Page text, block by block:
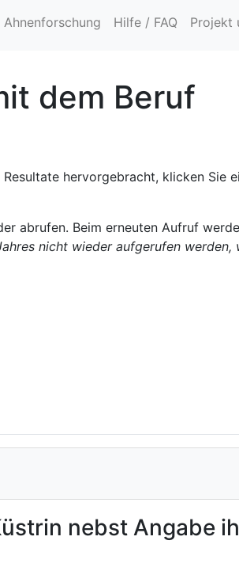
Ahnenforschung Hilfe / FAQ Projekt
dem Beruf
hervorgebracht, klicken Sie
abrufen. Beim erneuten Aufruf
nicht wieder aufgerufen
nebst Angabe